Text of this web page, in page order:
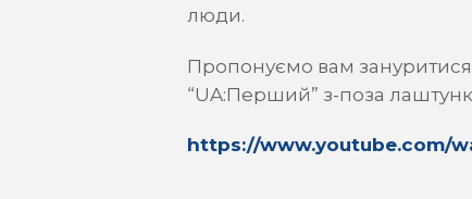
люди.
Пропонуємо вам зануритися
“UA:Перший” з-поза
https://www.youtube.com/